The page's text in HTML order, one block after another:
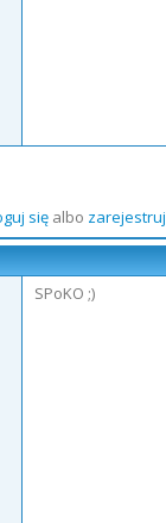
sięalbo zarejestruj
SPoKO ;)